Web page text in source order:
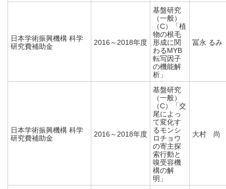
日本学術振興機構 科学
研究費補助金
2016～2018年度
基盤研究
（一般）
（C）「植
物の根毛
形成に関
わるMYB
転写因子
の機能解
析」
冨永 るみ
日本学術振興機構 科学
研究費補助金
2016～2018年度
基盤研究
（一般）
（C）「交
尾によっ
て変化す
るモンシ
ロチョウ
の寄主探
索行動と
嗅受容機
構の解
明」
大村 尚